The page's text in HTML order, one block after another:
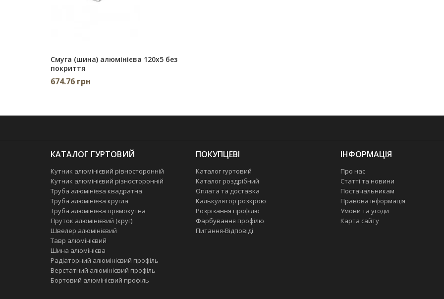
Смуга (шина) алюмінієва 120х5 без
покриття
674.76 грн
КАТАЛОГ ГУРТОВИЙ
Кутник алюмінієвий рівносторонній
Кутник алюмінієвий різносторонній
Труба алюмінієва квадратна
Труба алюмінієва кругла
Труба алюмінієва прямокутна
Пруток алюмінієвий (круг)
Швелер алюмінієвий
Тавр алюмінієвий
Шина алюмінієва
Радіаторний алюмінієвий профіль
Верстатний алюмінієвий профіль
Бортовий алюмінієвий профіль
ПОКУПЦЕВІ
Каталог гуртовий
Каталог роздрібний
Оплата та доставка
Калькулятор розкрою
Розрізання профілю
Фарбування профілю
Питання-Відповіді
ІНФОРМАЦІЯ
Про нас
Статті та новини
Постачальникам
Правова інформація
Умови та угоди
Карта сайту